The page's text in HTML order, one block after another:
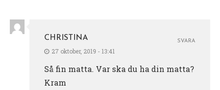
CHRISTINA
27 oktober, 2019 - 13:41
Så fin matta. Var ska du ha din matta?
Kram
SVARA